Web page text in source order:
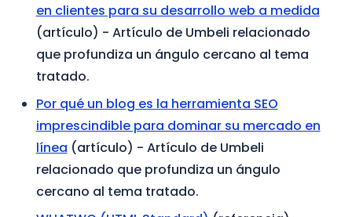
en clientes para su desarrollo web a medida
(artículo) - Artículo de Umbeli relacionado
que profundiza un ángulo cercano al tema
tratado.
Por qué un blog es la herramienta SEO
imprescindible para dominar su mercado en
línea (artículo) - Artículo de Umbeli
relacionado que profundiza un ángulo
cercano al tema tratado.